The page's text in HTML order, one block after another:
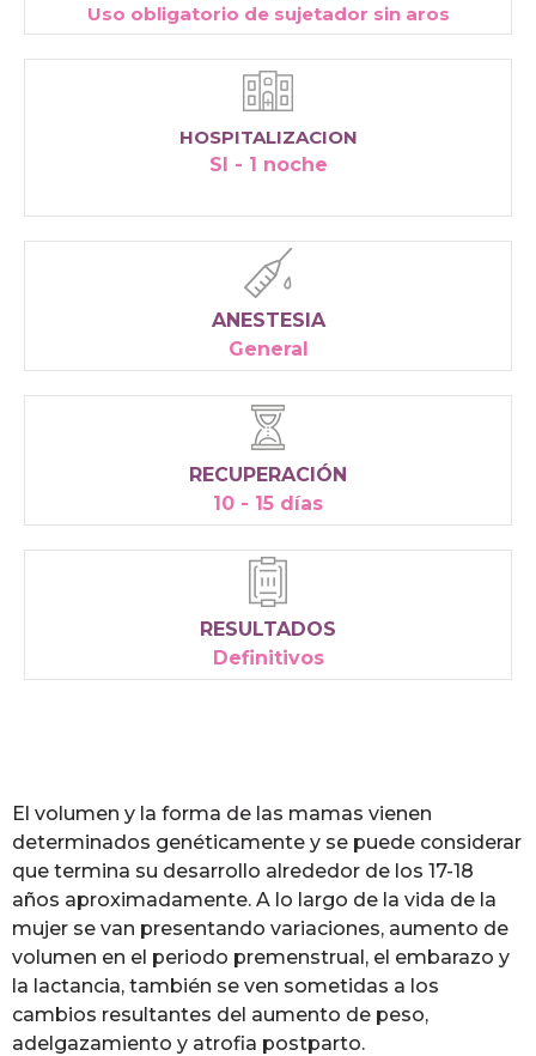
Uso obligatorio de sujetador sin aros
HOSPITALIZACION
SI - 1 noche
ANESTESIA
General
RECUPERACIÓN
10 - 15 días
RESULTADOS
Definitivos
El volumen y la forma de las mamas vienen
determinados genéticamente y se puede considerar
que termina su desarrollo alrededor de los 17-18
años aproximadamente. A lo largo de la vida de la
mujer se van presentando variaciones, aumento de
volumen en el periodo premenstrual, el embarazo y
la lactancia, también se ven sometidas a los
cambios resultantes del aumento de peso,
adelgazamiento y atrofia postparto.